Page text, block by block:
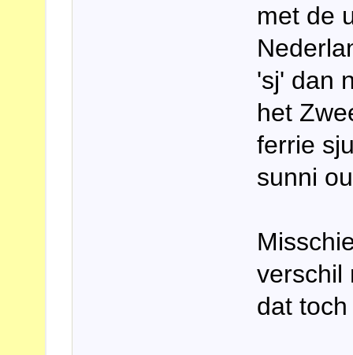
met de
'sj' dan
het
ferrie
sunni
verschil
dat